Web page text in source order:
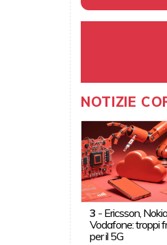
NOTIZIE
3 - Ericsson,
Vodafone: troppi
per il 5G